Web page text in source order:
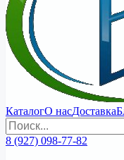
КаталогО насДоставка
8 (927) 098-77-82